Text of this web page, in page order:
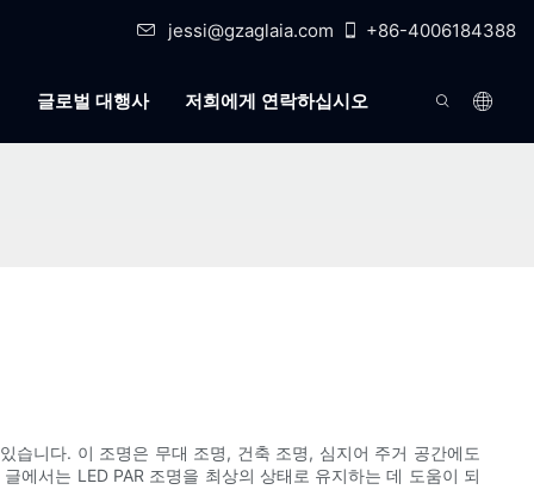
jessi@gzaglaia.com +86-4006184388
글로벌 대행사 저희에게 연락하십시오
니다. 이 조명은 무대 조명, 건축 조명, 심지어 주거 공간에도
에서는 LED PAR 조명을 최상의 상태로 유지하는 데 도움이 되